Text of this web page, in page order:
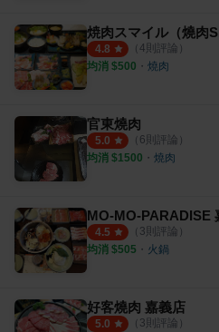
4.8 （ 4則評論）
均消 $500 ・ 燒肉
官東燒肉
5.0 （ 6則評論）
均消 $1500 ・ 燒肉
MO-MO-PARADISE
4.5 （ 3則評論）
均消 $505 ・ 火鍋
好客燒肉 嘉義店
5.0 （ 3則評論）